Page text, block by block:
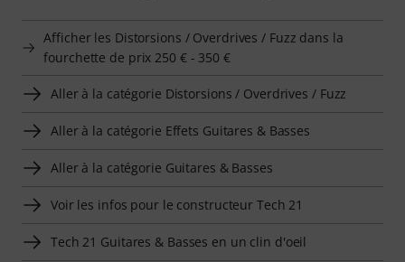
Afficher les Distorsions / Overdrives / Fuzz dans la
fourchette de prix 250 € - 350 €
Aller à la catégorie Distorsions / Overdrives / Fuzz
Aller à la catégorie Effets Guitares & Basses
Aller à la catégorie Guitares & Basses
Voir les infos pour le constructeur Tech 21
Tech 21 Guitares & Basses en un clin d'oeil